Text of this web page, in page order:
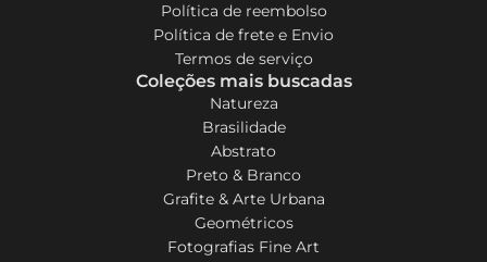
Política de reembolso
Política de frete e Envio
Termos de serviço
Coleções mais buscadas
Natureza
Brasilidade
Abstrato
Preto & Branco
Grafite & Arte Urbana
Geométricos
Fotografias Fine Art